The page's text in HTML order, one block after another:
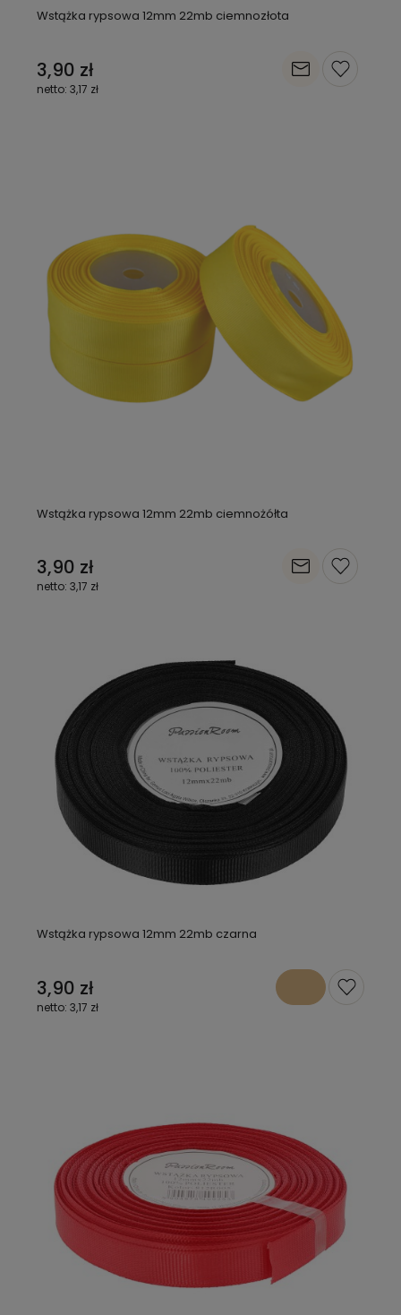
Wstążka rypsowa 12mm 22mb ciemnozłota
3,90 zł
3,17 zł
Wstążka rypsowa 12mm 22mb ciemnożółta
3,90 zł
3,17 zł
Wstążka rypsowa 12mm 22mb czarna
3,90 zł
3,17 zł